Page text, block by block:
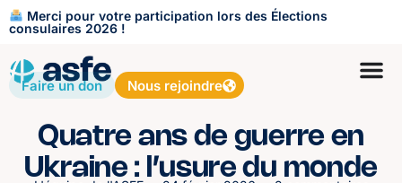
Merci pour votre participation lors des Élections
consulaires 2026 !
Faire un don Nous rejoindre
Quatre ans de guerre en
Ukraine : l’usure du monde